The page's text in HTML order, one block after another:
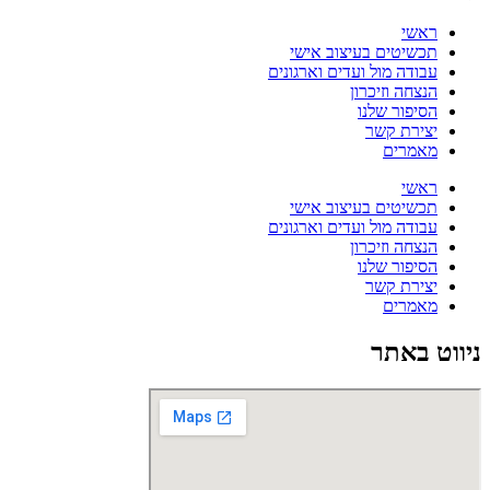
בעיצוב אישי
מול ועדים וארגונים
וזיכרון
שלנו
קשר
בעיצוב אישי
מול ועדים וארגונים
וזיכרון
שלנו
קשר
באתר